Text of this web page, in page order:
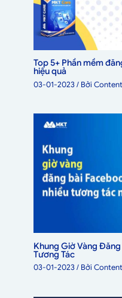
Top 5+ Phần mềm
hiệu quả
03-01-2023/ Bởi
Khung Giờ Vàng
Tương Tác
03-01-2023/ Bởi